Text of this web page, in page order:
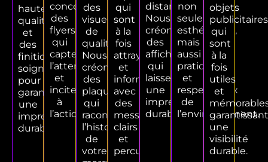
haute
qualité
et
des
finitions
soignées
pour
garantir
une
impression
durable.
concevons
des
flyers
qui
captent
l’attention
et
incitent
à
l’action.
des
visuels
de
qualité.
Nous
créons
des
plaquettes
qui
racontent
l’histoire
de
votre
qui
sont
à la
fois
attrayants
et
informatifs,
avec
des
messages
clairs
et
percutants.
distance.
Nous
créons
des
affiches
qui
laissent
une
impression
durable.
non
seulement
esthétiques,
mais
aussi
pratiques
et
respectueux
de
l’environnement.
objets
publicitaires
qui
sont
à la
fois
utiles
et
garantissant
une
visibilité
durable.